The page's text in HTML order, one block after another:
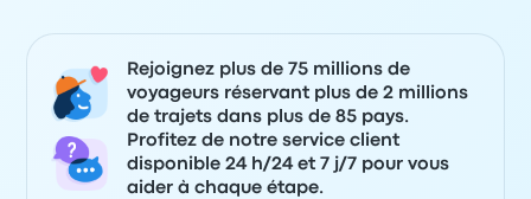
Rejoignez plus de 75 millions de
voyageurs réservant plus de 2 millions
de trajets dans plus de 85 pays.
Profitez de notre service client
disponible 24 h/24 et 7 j/7 pour vous
aider à chaque étape.